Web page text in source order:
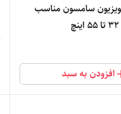
پایه دیواری تلویزیون سامسون مناسب
افزودن به سبد